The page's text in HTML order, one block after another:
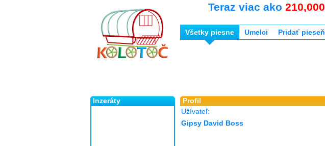
Inzeráty
Teraz viac ako 210,000
Všetky piesne Umelci Pridať pieseň
Profil
Užívateľ:
Gipsy David Boss